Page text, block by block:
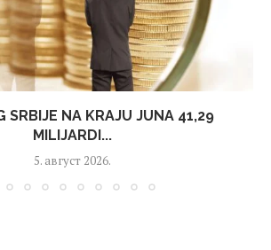
SRBIJE NA KRAJU JUNA 41,29
MILIJARDI...
5. август 2026.